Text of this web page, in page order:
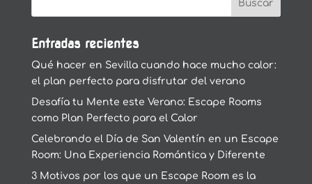
Entradas recientes
Qué hacer en Sevilla cuando hace mucho calor:
el plan perfecto para disfrutar del verano
Desafía tu Mente este Verano: Escape Rooms
como Plan Perfecto para el Calor
Celebrando el Día de San Valentín en un Escape
Room: Una Experiencia Romántica y Diferente
3 Motivos por los que un Escape Room es la